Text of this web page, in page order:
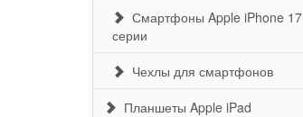
Смартфоны Apple iPhone 17
серии
Чехлы для смартфонов
Планшеты Apple iPad